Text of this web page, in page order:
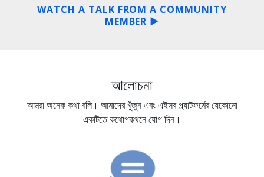
WATCH A TALK FROM A COMMUNITY
MEMBER ▶
আলোচনা
আমরা অনেক কথা বলি। আমাদের খুঁজুন এবং এইসব প্ল্যাটফর্মের যেকোনো
একটিতে কথোপকথনে যোগ দিন।